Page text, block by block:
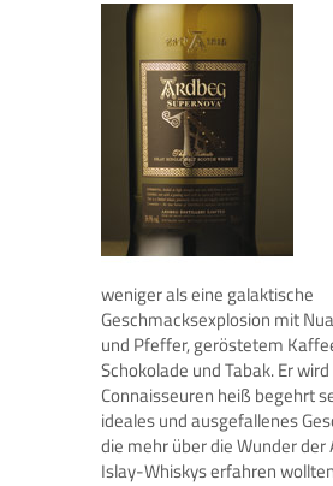
weniger als eine galaktische
Geschmacksexplosion mit
und Pfeffer, geröstetem
Schokolade und Tabak. Er
Connaisseuren heiß begehrt
ideales und ausgefallenes
die mehr über die Wunder
Islay-Whiskys erfahren